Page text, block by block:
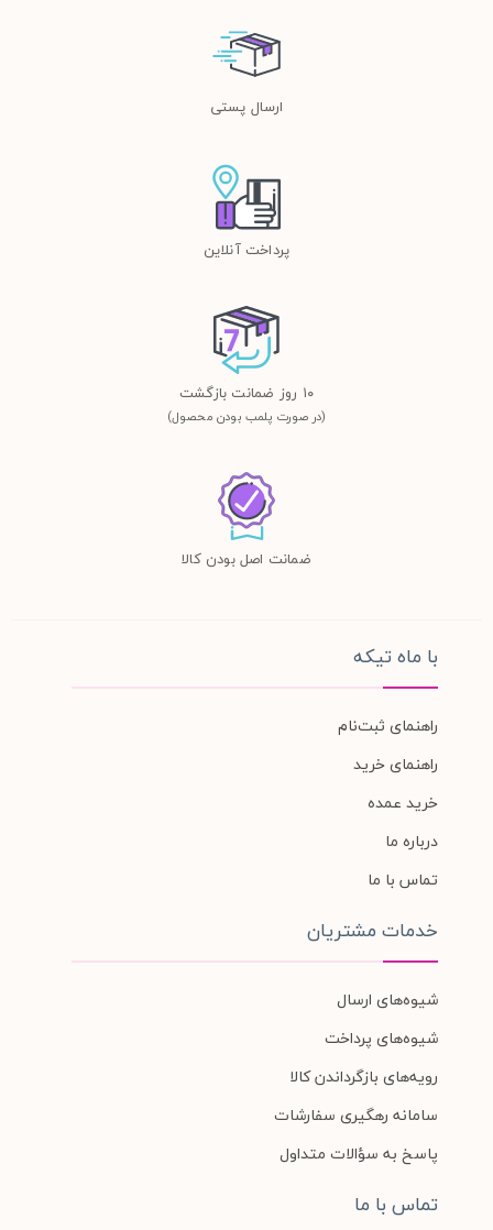
ارسال پستی
پرداخت آنلاین
١٠ روز ضمانت بازگشت
(در صورت پلمب بودن محصول)
ضمانت اصل بودن کالا
با ماه تیکه
راهنمای ثبت‌نام
راهنمای خرید
خرید عمده
درباره ما
تماس با ما
خدمات مشتریان
شیوه‌های ارسال
شیوه‌های پرداخت
رویه‌های بازگرداندن کالا
سامانه رهگیری سفارشات
پاسخ به سؤالات متداول
تماس با ما